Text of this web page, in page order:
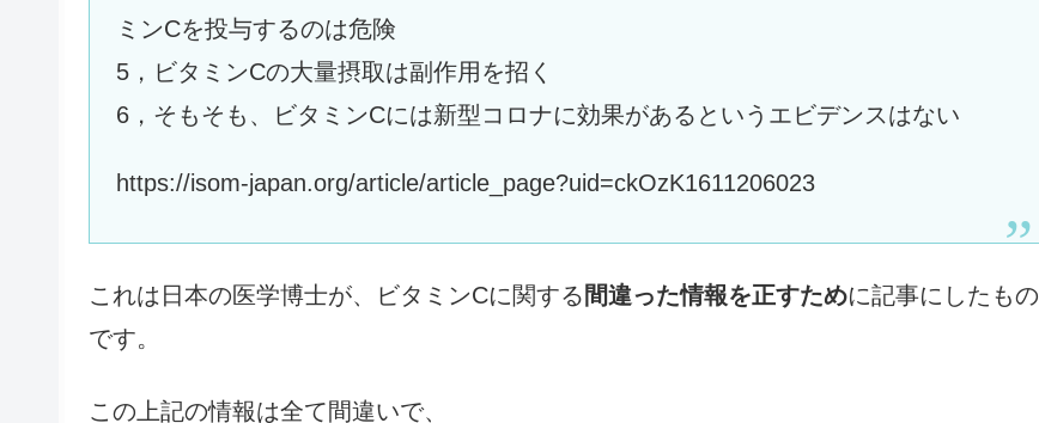
ミンCを投与するのは危険
5，ビタミンCの大量摂取は副作用を招く
6，そもそも、ビタミンCには新型コロナに効果があるというエビデンスはない
https://isom-japan.org/article/article_page?uid=ckOzK1611206023
これは日本の医学博士が、ビタミンCに関する 間違った情報を正すために記事にしたもの
です。
この上記の情報は全て間違いで、